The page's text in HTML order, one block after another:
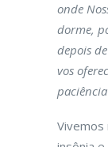
onde
dorme,
depois
vos
Vivemos